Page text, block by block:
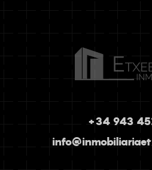
+34 943